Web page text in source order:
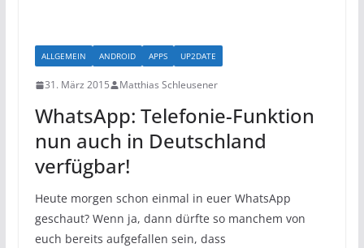
ALLGEMEIN ANDROID APPS UP2DATE
31. März 2015 Matthias Schleusener
WhatsApp: Telefonie-Funktion
nun auch in Deutschland
verfügbar!
Heute morgen schon einmal in euer WhatsApp
geschaut? Wenn ja, dann dürfte so manchem von
euch bereits aufgefallen sein, dass